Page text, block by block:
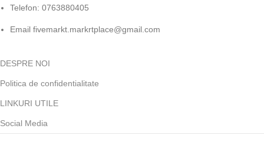
Telefon: 0763880405
Email fivemarkt.markrtplace@gmail.com
DESPRE NOI
Politica de confidentialitate
LINKURI UTILE
Social Media